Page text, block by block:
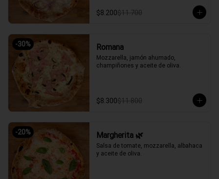
$8.200$11.700
-30% Romana
Mozzarella, jamón ahumado,
champiñones y aceite de oliva.
$8.300$11.800
-20% Margherita 🌿
Salsa de tomate, mozzarella, albahaca
y aceite de oliva.